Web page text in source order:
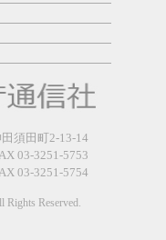
2026年7月31
日更新
化財となっ
た東北大植
須田町2-13-14
03-3251-5753
03-3251-5754
Reserved.